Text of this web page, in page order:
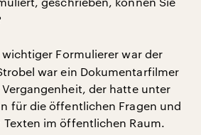
wichtiger Formulierer war der
war ein Dokumentarfilmer
der hatte unter
für die öffentlichen Fragen und
im öffentlichen Raum.